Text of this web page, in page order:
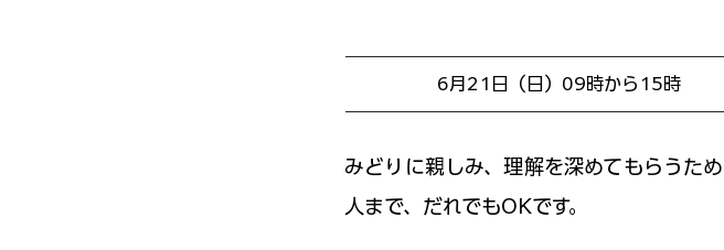
6月21日（日）09時から15時
みどりに親しみ、理解を深めてもらうた
人まで、だれでもOKです。